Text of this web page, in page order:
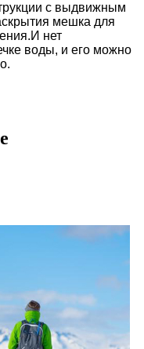
с выдвижным
мешка для
нет
воды, и его можно